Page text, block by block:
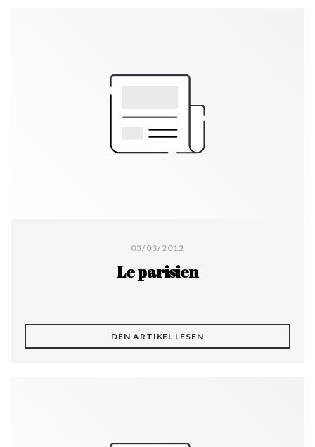
03/03/2012
Le parisien
DEN ARTIKEL LESEN((ÖFFNET EIN NEUES